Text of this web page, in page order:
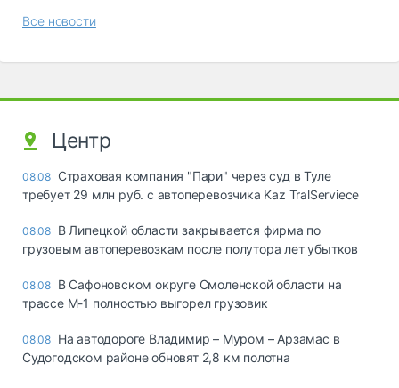
Все новости
Центр
08.08 Страховая компания "Пари" через суд в Туле
требует 29 млн руб. с автоперевозчика Kaz TralServiece
08.08 В Липецкой области закрывается фирма по
грузовым автоперевозкам после полутора лет убытков
08.08 В Сафоновском округе Смоленской области на
трассе М-1 полностью выгорел грузовик
08.08 На автодороге Владимир – Муром – Арзамас в
Судогодском районе обновят 2,8 км полотна